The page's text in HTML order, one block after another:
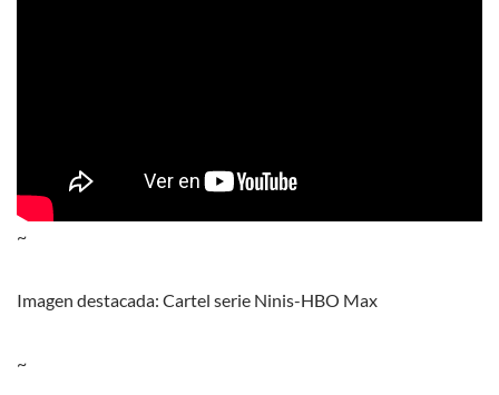
~
Imagen destacada: Cartel serie Ninis-HBO Max
~